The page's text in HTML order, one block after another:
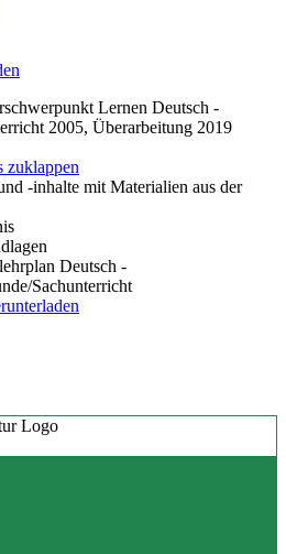
Lernen Deutsch -
2005, Überarbeitung 2019
zuklappen
-inhalte mit Materialien aus der
Deutsch -
Sachunterricht